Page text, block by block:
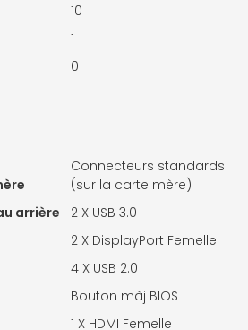
10
1
0
Connecteurs standards
(sur la carte mère)
arrière
2 X USB 3.0
2 X DisplayPort Femelle
4 X USB 2.0
Bouton màj BIOS
1 X HDMI Femelle